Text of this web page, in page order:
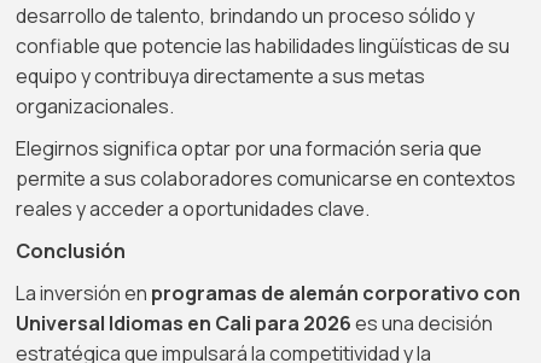
desarrollo de talento, brindando un proceso sólido y
confiable que potencie las habilidades lingüísticas de su
equipo y contribuya directamente a sus metas
organizacionales.
Elegirnos significa optar por una formación seria que
permite a sus colaboradores comunicarse en contextos
reales y acceder a oportunidades clave.
Conclusión
La inversión en programas de alemán corporativo con
Universal Idiomas en Cali para 2026es una decisión
estratégica que impulsará la competitividad y la